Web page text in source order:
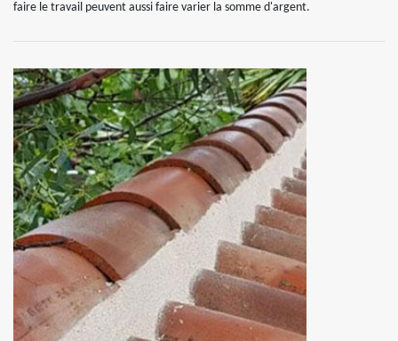
faire le travail peuvent aussi faire varier la somme d'argent.